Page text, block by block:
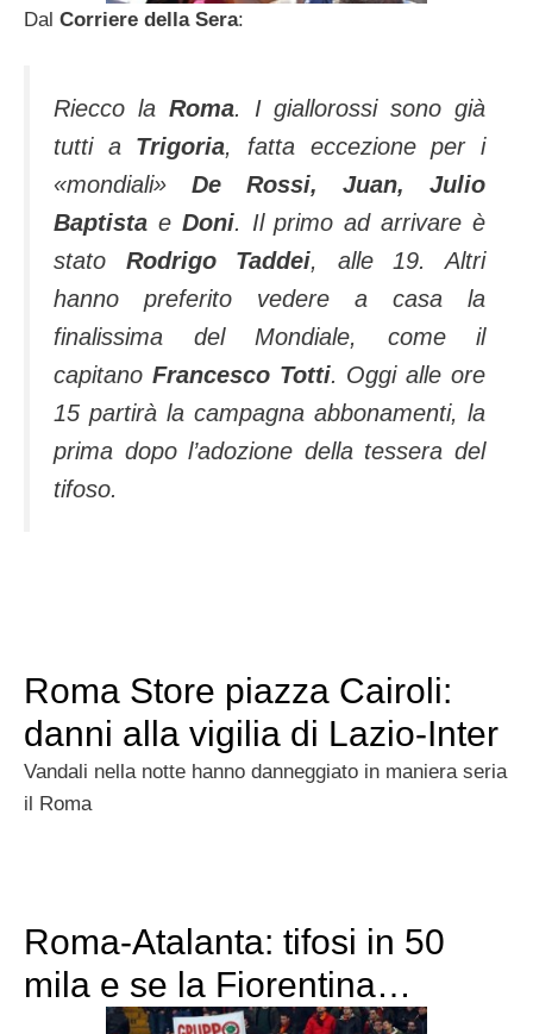
Dal Corriere della Sera:
Riecco laRoma. I giallorossi sono già
tutti aTrigoria, fatta eccezione per i
«mondiali» De Rossi, Juan, Julio
Baptista e Doni. Il primo ad arrivare è
stato Rodrigo Taddei, alle 19. Altri
hanno preferito vedere a casa la
finalissima del Mondiale, come il
capitano Francesco Totti. Oggi alle ore
15 partirà la campagna abbonamenti, la
prima dopo l’adozione della tessera del
tifoso.
Roma Store piazza Cairoli:
danni alla vigilia di Lazio-Inter
Vandali nella notte hanno danneggiato in maniera seria
il Roma
Roma-Atalanta: tifosi in 50
mila e se la Fiorentina…